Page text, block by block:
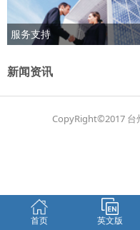
服务支持
新闻资讯
CopyRight©2017 台
首页 英文版